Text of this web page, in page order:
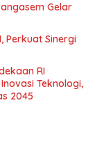
Gelar
Perkuat Sinergi
RI
Teknologi,
2045